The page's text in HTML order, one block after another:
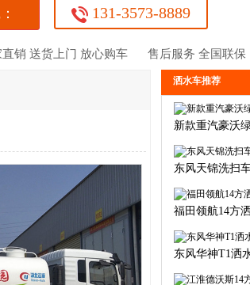
131-3573-8889
直销 送货上门 放心购车 售后服务 全国联保
洒水车推荐
新款重汽豪沃
东风天锦洗扫
福田领航14方
东风华神T1洒